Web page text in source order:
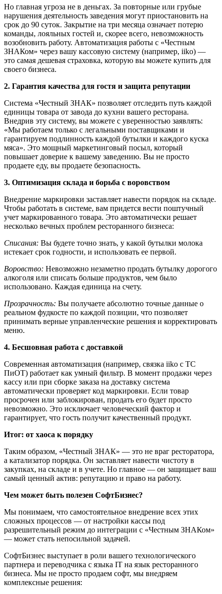
Но главная угроза не в деньгах. За повторные или грубые
нарушения деятельность заведения могут приостановить на
срок до 90 суток. Закрытие на три месяца означает потерю
команды, лояльных гостей и, скорее всего, невозможность
возобновить работу. Автоматизация работы с «Честным
ЗНАКом» через вашу кассовую систему (например, iiko) —
это самая дешевая страховка, которую вы можете купить для
своего бизнеса.
2. Гарантия качества для гостя и защита репутации
Система «Честный ЗНАК» позволяет отследить путь каждой
единицы товара от завода до кухни вашего ресторана.
Внедрив эту систему, вы можете с уверенностью заявлять:
«Мы работаем только с легальными поставщиками и
гарантируем подлинность каждой бутылки и каждого куска
мяса». Это мощный маркетинговый посыл, который
повышает доверие к вашему заведению. Вы не просто
продаете еду, вы продаете безопасность.
3. Оптимизация склада и борьба с воровством
Внедрение маркировки заставляет навести порядок на складе.
Чтобы работать в системе, вам придется вести поштучный
учет маркированного товара. Это автоматически решает
несколько вечных проблем ресторанного бизнеса:
Списания: Вы будете точно знать, у какой бутылки молока
истекает срок годности, и использовать ее первой.
Воровство: Невозможно незаметно продать бутылку дорогого
алкоголя или списать больше продуктов, чем было
использовано. Каждая единица на счету.
Прозрачность: Вы получаете абсолютно точные данные о
реальном фудкосте по каждой позиции, что позволяет
принимать верные управленческие решения и корректировать
меню.
4. Бесшовная работа с доставкой
Современная автоматизация (например, связка iiko с ТС
ПиОТ) работает как умный фильтр. В момент продажи через
кассу или при сборке заказа на доставку система
автоматически проверяет код маркировки. Если товар
просрочен или заблокирован, продать его будет просто
невозможно. Это исключает человеческий фактор и
гарантирует, что гость получит качественный продукт.
Итог: от хаоса к порядку
Таким образом, «Честный ЗНАК» — это не враг ресторатора,
а катализатор порядка. Он заставляет навести чистоту в
закупках, на складе и в учете. Но главное — он защищает ваш
самый ценный актив: репутацию и право на работу.
Чем может быть полезен СофтБизнес?
Мы понимаем, что самостоятельное внедрение всех этих
сложных процессов — от настройки кассы под
разрешительный режим до интеграции с «Честным ЗНАКом»
— может стать непосильной задачей.
СофтБизнес выступает в роли вашего технологического
партнера и переводчика с языка IT на язык ресторанного
бизнеса. Мы не просто продаем софт, мы внедряем
комплексные решения: